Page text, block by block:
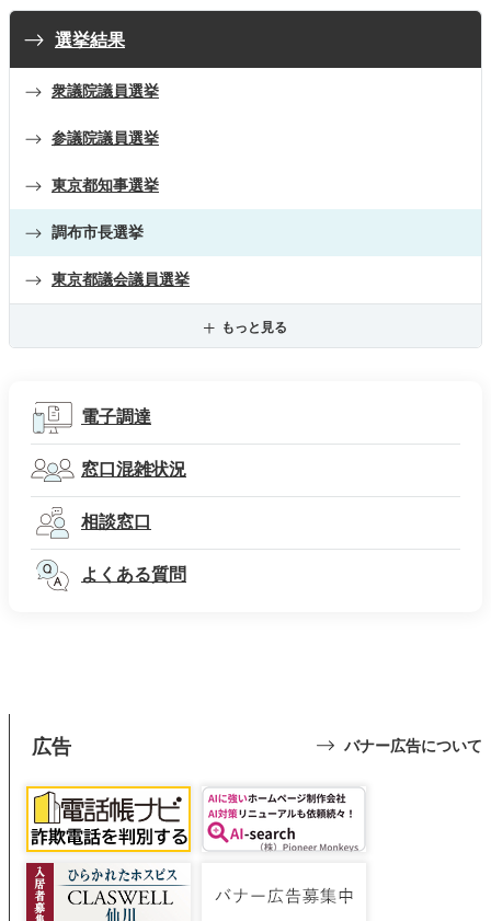
選挙結果
衆議院議員選挙
参議院議員選挙
東京都知事選挙
調布市長選挙
東京都議会議員選挙
もっと見る
電子調達
窓口混雑状況
相談窓口
よくある質問
広告 バナー広告について